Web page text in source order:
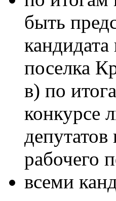
быть
поселка
в) по
конкурсе
рабочего
всеми